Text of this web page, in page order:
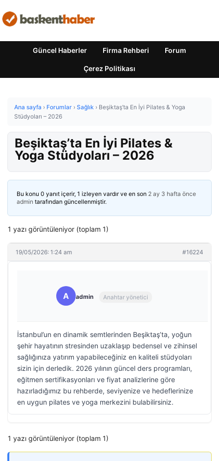
Güncel Haberler Firma Rehberi Forum
Çerez Politikası
Ana sayfa › Forumlar › Sağlık › Beşiktaş’ta En İyi Pilates & Yoga
Stüdyoları – 2026
Beşiktaş’ta En İyi Pilates &
Yoga Stüdyoları – 2026
Bu konu 0 yanıt içerir, 1 izleyen vardır ve en son 2 ay 3 hafta önce
admin tarafından güncellenmiştir.
1 yazı görüntüleniyor (toplam 1)
19/05/2026: 1:24 am #16224
A admin Anahtar yönetici
İstanbul’un en dinamik semtlerinden Beşiktaş’ta, yoğun
şehir hayatının stresinden uzaklaşıp bedensel ve zihinsel
sağlığınıza yatırım yapabileceğiniz en kaliteli stüdyoları
sizin için derledik. 2026 yılının güncel ders programları,
eğitmen sertifikasyonları ve fiyat analizlerine göre
hazırladığımız bu rehberde, seviyenize ve hedeflerinize
en uygun pilates ve yoga merkezini bulabilirsiniz.
1 yazı görüntüleniyor (toplam 1)